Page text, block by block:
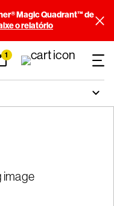
Magic Quadrant™ de
o relatório
1